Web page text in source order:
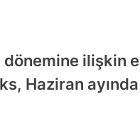
ilişkin
Haziran